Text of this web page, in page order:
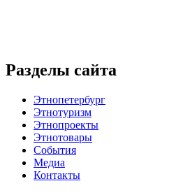
Разделы сайта
Этнопетербург
Этнотуризм
Этнопроекты
Этнотовары
События
Медиа
Контакты